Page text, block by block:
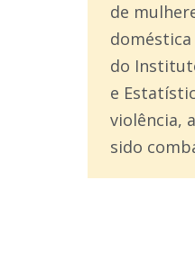
de
doméstica
do
e
violência,
sido